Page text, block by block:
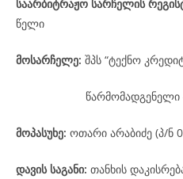
საარბიტრაჟო სარჩელის
წელი
მოსარჩელე: შპს “ტექნო
წარმომადგენელი
მოპასუხე: ოთარი არაბიძე (პ/ნ
დავის საგანი: თანხის